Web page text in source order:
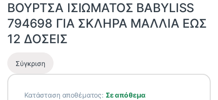
ΒΟΥΡΤΣΑ ΙΣΙΩΜΑΤΟΣ BABYLISS
794698 ΓΙΑ ΣΚΛΗΡΑ ΜΑΛΛΙΑ ΕΩΣ
12 ΔΟΣΕΙΣ
Σύγκριση
Κατάσταση αποθέματος: Σε απόθεμα